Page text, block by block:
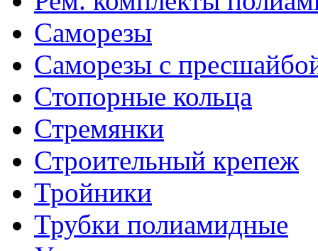
Саморезы
Саморезы с
Стопорные кольца
Стремянки
Строительный крепеж
Тройники
Трубки полиамидные